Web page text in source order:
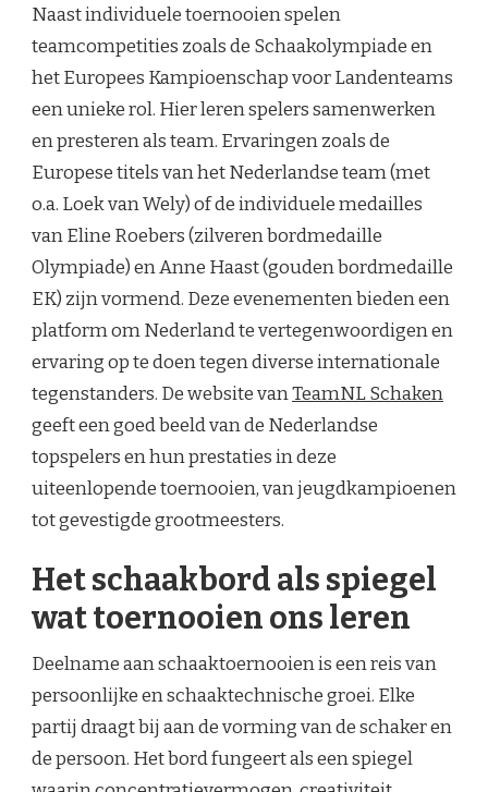
Naast individuele toernooien spelen
teamcompetities zoals de Schaakolympiade en
het Europees Kampioenschap voor Landenteams
een unieke rol. Hier leren spelers samenwerken
en presteren als team. Ervaringen zoals de
Europese titels van het Nederlandse team (met
o.a. Loek van Wely) of de individuele medailles
van Eline Roebers (zilveren bordmedaille
Olympiade) en Anne Haast (gouden bordmedaille
EK) zijn vormend. Deze evenementen bieden een
platform om Nederland te vertegenwoordigen en
ervaring op te doen tegen diverse internationale
tegenstanders. De website vanTeamNL Schaken
geeft een goed beeld van de Nederlandse
topspelers en hun prestaties in deze
uiteenlopende toernooien, van jeugdkampioenen
tot gevestigde grootmeesters.
Het schaakbord als spiegel
wat toernooien ons leren
Deelname aan schaaktoernooien is een reis van
persoonlijke en schaaktechnische groei. Elke
partij draagt bij aan de vorming van de schaker en
de persoon. Het bord fungeert als een spiegel